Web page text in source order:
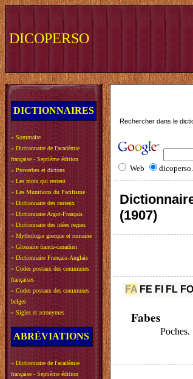
DICOPERSO
DICTIONNAIRES
» Sommaire
» Dictionnaire de l'académie
française - Septième édition
» Proverbes et dictons
» Les mots qui restent
» Les Munitions du Pacifisme
» Dictionnaire des curieux
» Dictionnaire Argot-Français
» Dictionnaire des idées reçues
» Mythologie grecque et romaine
» Glossaire franco-canadien
» Dictionnaire Français-Anglais
» Codes postaux des communes
françaises
» Codes postaux des communes
belges
» Sigles et acronymes
ABRÉVIATIONS
» Dictionnaire de l'académie
française - Septième édition
Rechercher dans le
Web
(1907)
FA FE FI FL FO
Fabes
Poches.